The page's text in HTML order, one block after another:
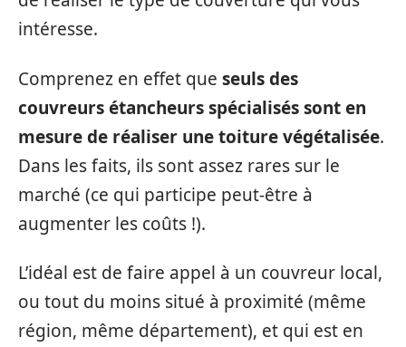
intéresse.
Comprenez en effet que seuls des
couvreurs étancheurs spécialisés sont en
mesure de réaliser une toiture végétalisée.
Dans les faits, ils sont assez rares sur le
marché (ce qui participe peut-être à
augmenter les coûts !).
L’idéal est de faire appel à un couvreur local,
ou tout du moins situé à proximité (même
région, même département), et qui est en